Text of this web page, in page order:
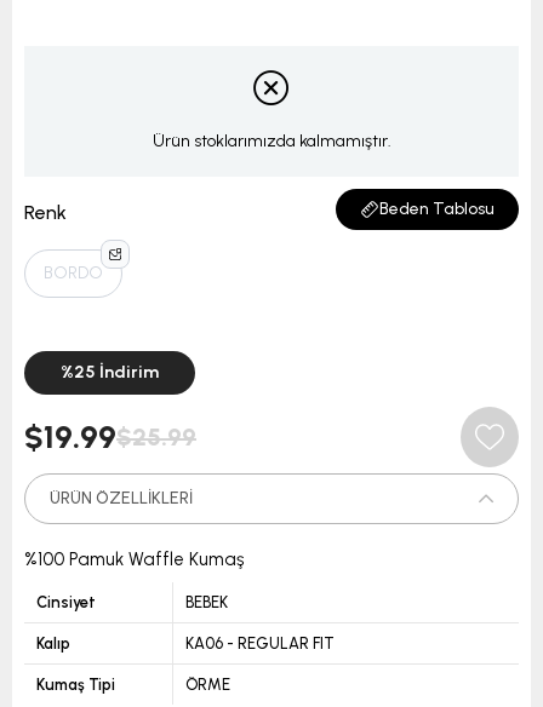
Ürün stoklarımızda kalmamıştır.
Renk Beden Tablosu
BORDO
%25 İndirim
$25.99
$19.99
ÜRÜN ÖZELLIKLERI
%100 Pamuk Waffle Kumaş
Cinsiyet BEBEK
Kalıp KA06 - REGULAR FIT
Kumaş Tipi ÖRME